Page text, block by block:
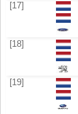
[17]
[18]
[19]